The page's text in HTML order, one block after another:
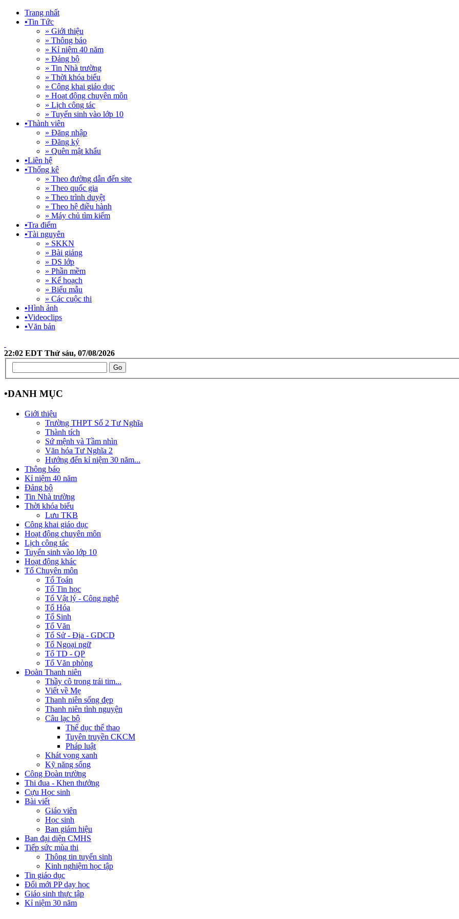
Trang nhất
•Tin Tức
» Giới thiệu
» Thông báo
» Kỉ niệm 40 năm
» Đảng bộ
» Tin Nhà trường
» Thời khóa biểu
» Công khai giáo dục
» Hoạt động chuyên môn
» Lịch công tác
» Tuyển sinh vào lớp 10
•Thành viên
» Đăng nhập
» Đăng ký
» Quên mật khẩu
•Liên hệ
•Thống kê
» Theo đường dẫn đến site
» Theo quốc gia
» Theo trình duyệt
» Theo hệ điều hành
» Máy chủ tìm kiếm
•Tra điểm
•Tài nguyên
» SKKN
» Bài giảng
» DS lớp
» Phần mềm
» Kế hoạch
» Biểu mẫu
» Các cuộc thi
•Hình ảnh
•Videoclips
•Văn bản
22:02 EDT Thứ sáu, 07/08/2026
•DANH MỤC
Giới thiệu
Trường THPT Số 2 Tư Nghĩa
Thành tích
Sứ mệnh và Tầm nhìn
Văn hóa Tư Nghĩa 2
Hướng đến kỉ niệm 30 năm...
Thông báo
Kỉ niệm 40 năm
Đảng bộ
Tin Nhà trường
Thời khóa biểu
Lưu TKB
Công khai giáo dục
Hoạt động chuyên môn
Lịch công tác
Tuyển sinh vào lớp 10
Hoạt động khác
Tổ Chuyên môn
Tổ Toán
Tổ Tin học
Tổ Vật lý - Công nghệ
Tổ Hóa
Tổ Sinh
Tổ Văn
Tổ Sử - Địa - GDCD
Tổ Ngoại ngữ
Tổ TD - QP
Tổ Văn phòng
Đoàn Thanh niên
Thầy cô trong trái tim...
Viết về Mẹ
Thanh niên sống đẹp
Thanh niên tình nguyện
Câu lạc bộ
Thể dục thể thao
Tuyên truyền CKCM
Pháp luật
Khát vọng xanh
Kỹ năng sống
Công Đoàn trường
Thi đua - Khen thưởng
Cựu Học sinh
Bài viết
Giáo viên
Học sinh
Ban giám hiệu
Ban đại diện CMHS
Tiếp sức mùa thi
Thông tin tuyển sinh
Kinh nghiệm học tập
Tin giáo dục
Đổi mới PP dạy học
Giáo sinh thực tập
Kỉ niệm 30 năm